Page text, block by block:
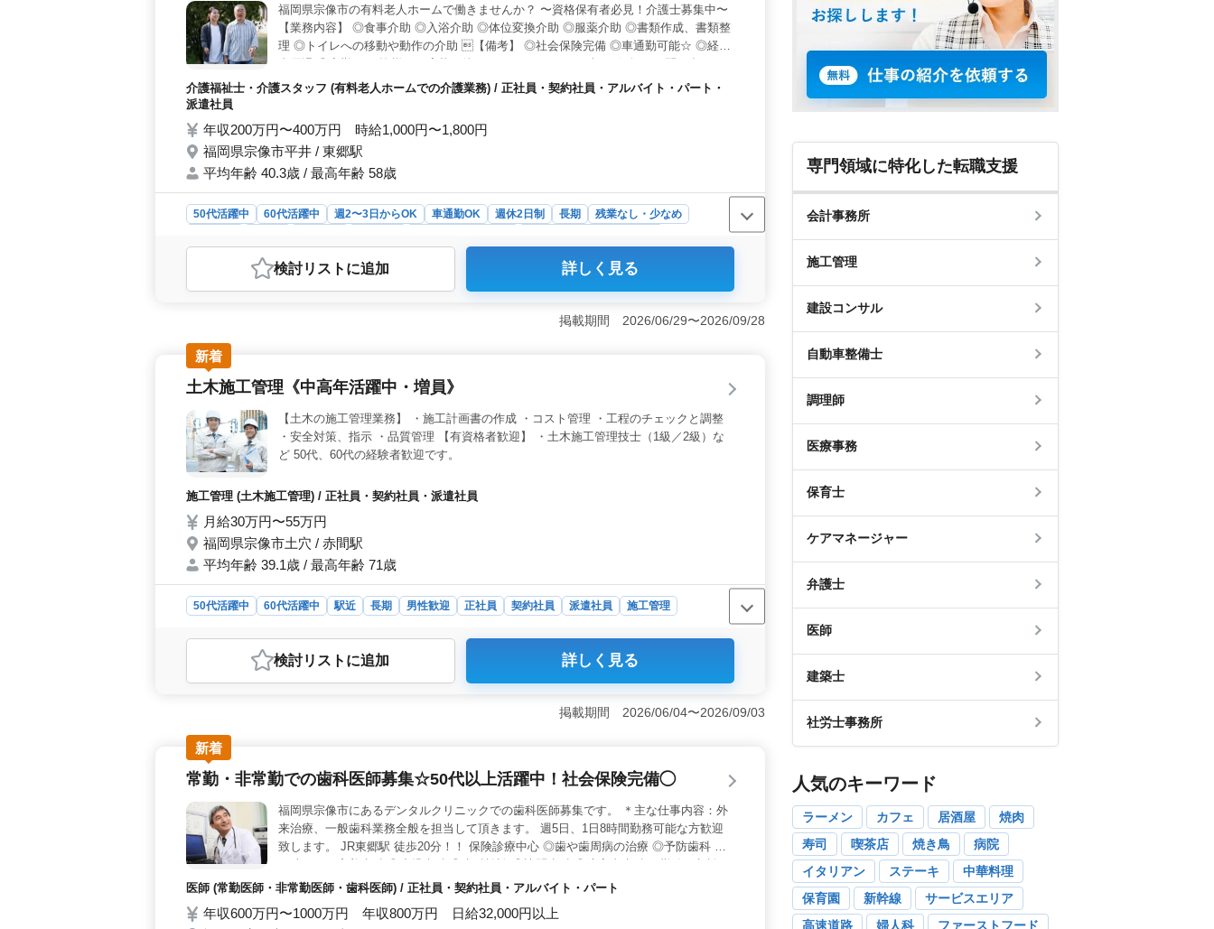
福岡県宗像市の有料老人ホームで働きませんか？ 〜資格保有者必見！介護士募集中〜
【業務内容】 ◎食事介助 ◎入浴介助 ◎体位変換介助 ◎服薬介助 ◎書類作成、書類整
理 ◎トイレへの移動や動作の介助 【備考】 ◎社会保険完備 ◎車通勤可能☆ ◎経験
ください♪
介護福祉士・介護スタッフ (有料老人ホームでの介護業務) / 正社員・契約社員・アルバイト・パート・
派遣社員
年収200万円〜400万円 時給1,000円〜1,800円
福岡県宗像市平井 / 東郷駅
平均年齢 40.3歳 / 最高年齢 58歳
50代活躍中 60代活躍中 週2〜3日からOK 車通勤OK 週休2日制 長期
残業なし・少なめ
おすすめポイント
＜ベテラン活躍＞ 中高年の方に最適な有料老人ホームの介護士求人。 介護経験者を募集し、
から入浴、体位変換まで幅広い介助業務をおまかせします。いままでの経験を活かせる環境で
方もOK。 社会保険完備、車通勤可能で通勤手当も支給され福利厚生も充実。
検討リスト に追加 詳しく見る
掲載期間 2026/06/29〜2026/09/28
新着
土木施工管理《中高年活躍中・増員》
【土木の施工管理業務】 ・施工計画書の作成 ・コスト管理 ・工程のチェックと調整
・安全対策、指示 ・品質管理 【有資格者歓迎】 ・土木施工管理技士（1級／2級）な
ど 50代、60代の経験者歓迎です。
施工管理 (土木施工管理) / 正社員・契約社員・派遣社員
月給30万円〜55万円
福岡県宗像市土穴 / 赤間駅
平均年齢 39.1歳 / 最高年齢 71歳
50代活躍中 60代活躍中 駅近 長期 男性歓迎 正社員 契約社員 派遣社員 施工管理
＜施工管理業務の多岐にわたる担当範囲＞ 土木の施工管理業務における施工計画書作成やコス
ト管理、工程の調整、安全対策・指示、品質管理など様々な業務を担当できます。 ＜有資格
代、60代の経験者を積極的に歓迎しています。 ＜柔軟な雇用形態と働きやすい環境＞ 正社
など、働きやすい環境が整っています。
検討リスト に追加 詳しく見る
掲載期間 2026/06/04〜2026/09/03
新着
常勤・非常勤での歯科医師募集☆50代以上活躍中！社会保険完備◯
福岡県宗像市にあるデンタルクリニックでの歯科医師募集です。 ＊主な仕事内容：外
来治療、一般歯科業務全般を担当して頂きます。 週5日、1日8時間勤務可能な方歓迎
致します。 JR東郷駅 徒歩20分！！ 保険診療中心 ◎歯や歯周病の治療 ◎予防歯科 ◎
能 ＊50代、60代歓迎 ＊女医歓迎 ＊自費診療経験者、インプラント経験者も歓迎 ＊交
医師 (常勤医師・非常勤医師・歯科医師) / 正社員・契約社員・アルバイト・パート
年収600万円〜1000万円 年収800万円 日給32,000円以上
専門領域に特化した転職支援
会計事務所
施工管理
建設コンサル
自動車整備士
調理師
医療事務
保育士
ケアマネージャー
弁護士
医師
建築士
社労士事務所
人気のキーワード
ラーメン カフェ 居酒屋
焼肉
寿司
喫茶店 焼き鳥
病院
イタリアン
ステーキ
中華料理
保育園
新幹線
サービスエリア
高速道路
婦人科
ファーストフード